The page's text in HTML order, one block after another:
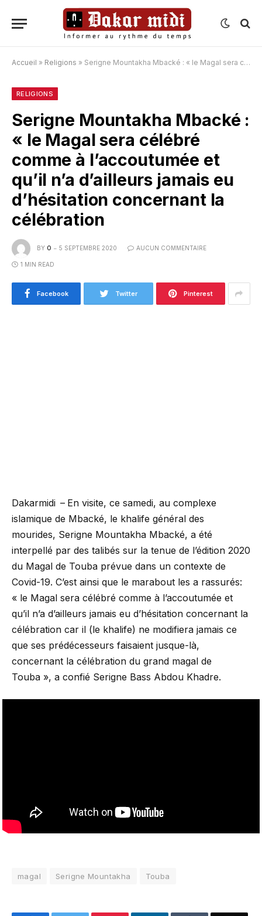
Accueil » Religions » Serigne Mountakha Mbacké : « le Magal sera célébré comme à l’accoutumée et qu’il n’a d’ailleurs jamais eu d’hésitation concernant la célébration
RELIGIONS
Serigne Mountakha Mbacké :
« le Magal sera célébré
comme à l’accoutumée et
qu’il n’a d’ailleurs jamais eu
d’hésitation concernant la
célébration
BY O 5 SEPTEMBRE 2020 AUCUN COMMENTAIRE
1 MIN READ
Facebook Twitter Pinterest
Dakarmidi – En visite, ce samedi, au complexe
islamique de Mbacké, le khalife général des
mourides, Serigne Mountakha Mbacké, a été
interpellé par des talibés sur la tenue de l’édition 2020
du Magal de Touba prévue dans un contexte de
Covid-19. C’est ainsi que le marabout les a rassurés:
« le Magal sera célébré comme à l’accoutumée et
qu’il n’a d’ailleurs jamais eu d’hésitation concernant la
célébration car il (le khalife) ne modifiera jamais ce
que ses prédécesseurs faisaient jusque-là,
concernant la célébration du grand magal de
Touba », a confié Serigne Bass Abdou Khadre.
magal Serigne Mountakha Touba